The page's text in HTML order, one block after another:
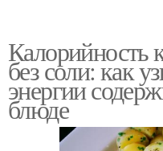
Калорийность
без соли: как
энергии
блюде